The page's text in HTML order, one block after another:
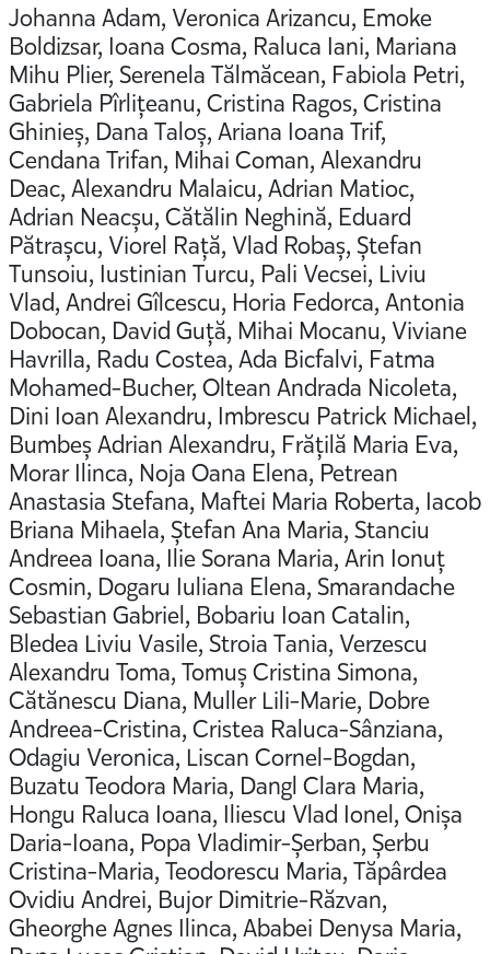
Johanna Adam, Veronica Arizancu, Emoke
Boldizsar, Ioana Cosma, Raluca Iani, Mariana
Mihu Plier, Serenela Tălmăcean, Fabiola Petri,
Gabriela Pîrlițeanu, Cristina Ragos, Cristina
Ghinieș, Dana Taloș, Ariana Ioana Trif,
Cendana Trifan, Mihai Coman, Alexandru
Deac, Alexandru Malaicu, Adrian Matioc,
Adrian Neacșu, Cătălin Neghină, Eduard
Pătrașcu, Viorel Rață, Vlad Robaș, Ștefan
Tunsoiu, Iustinian Turcu, Pali Vecsei, Liviu
Vlad, Andrei Gîlcescu, Horia Fedorca, Antonia
Dobocan, David Guță, Mihai Mocanu, Viviane
Havrilla, Radu Costea, Ada Bicfalvi, Fatma
Mohamed-Bucher, Oltean Andrada Nicoleta,
Dini Ioan Alexandru, Imbrescu Patrick Michael,
Bumbeș Adrian Alexandru, Frățilă Maria Eva,
Morar Ilinca, Noja Oana Elena, Petrean
Anastasia Stefana, Maftei Maria Roberta, Iacob
Briana Mihaela, Ștefan Ana Maria, Stanciu
Andreea Ioana, Ilie Sorana Maria, Arin Ionuț
Cosmin, Dogaru Iuliana Elena, Smarandache
Sebastian Gabriel, Bobariu Ioan Catalin,
Bledea Liviu Vasile, Stroia Tania, Verzescu
Alexandru Toma, Tomuș Cristina Simona,
Cătănescu Diana, Muller Lili-Marie, Dobre
Andreea-Cristina, Cristea Raluca-Sânziana,
Odagiu Veronica, Liscan Cornel-Bogdan,
Buzatu Teodora Maria, Dangl Clara Maria,
Hongu Raluca Ioana, Iliescu Vlad Ionel, Onișa
Daria-Ioana, Popa Vladimir-Șerban, Șerbu
Cristina-Maria, Teodorescu Maria, Tăpârdea
Ovidiu Andrei, Bujor Dimitrie-Răzvan,
Gheorghe Agnes Ilinca, Ababei Denysa Maria,